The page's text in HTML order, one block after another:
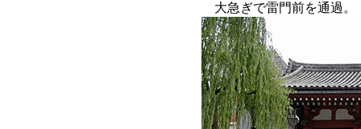
大急ぎで雷門前を通過。